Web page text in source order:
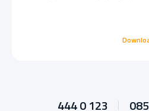
444 0 123